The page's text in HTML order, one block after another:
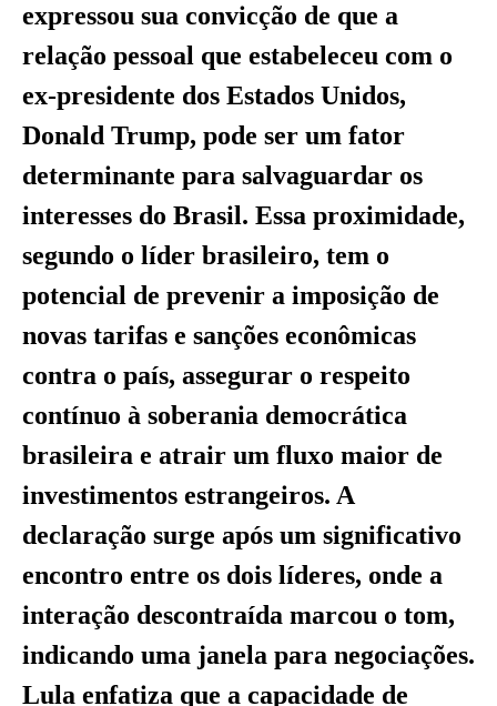
expressou sua convicção de que a
relação pessoal que estabeleceu com o
ex-presidente dos Estados Unidos,
Donald Trump, pode ser um fator
determinante para salvaguardar os
interesses do Brasil. Essa proximidade,
segundo o líder brasileiro, tem o
potencial de prevenir a imposição de
novas tarifas e sanções econômicas
contra o país, assegurar o respeito
contínuo à soberania democrática
brasileira e atrair um fluxo maior de
investimentos estrangeiros. A
declaração surge após um significativo
encontro entre os dois líderes, onde a
interação descontraída marcou o tom,
indicando uma janela para negociações.
Lula enfatiza que a capacidade de